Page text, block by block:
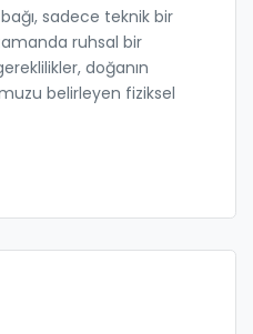
sadece teknik bir
ruhsal bir
doğanın
belirleyen fiziksel